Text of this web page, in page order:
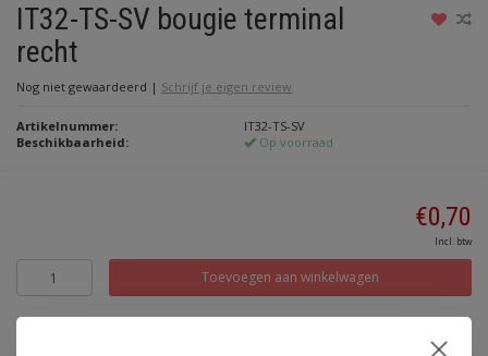
IT32-TS-SV bougie terminal
recht
Nog niet gewaardeerd | Schrijf je eigen review
Artikelnummer:
IT32-TS-SV
Beschikbaarheid:
Op voorraad
€0,70
Incl. btw
Toevoegen aan winkelwagen